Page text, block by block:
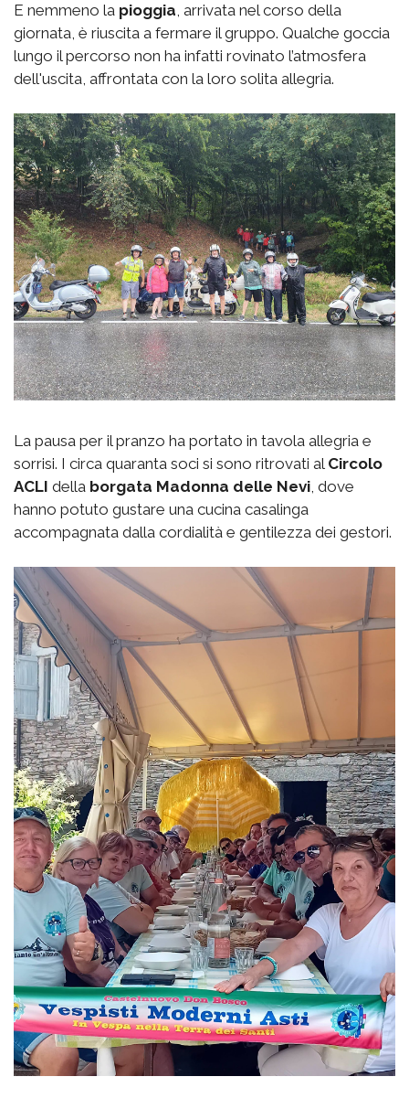
E nemmeno la pioggia, arrivata nel corso della
giornata, è riuscita a fermare il gruppo. Qualche goccia
lungo il percorso non ha infatti rovinato l’atmosfera
dell'uscita, affrontata con la loro solita allegria.
La pausa per il pranzo ha portato in tavola allegria e
sorrisi. I circa quaranta soci si sono ritrovati al Circolo
ACLI della borgata Madonna delle Nevi , dove
hanno potuto gustare una cucina casalinga
accompagnata dalla cordialità e gentilezza dei gestori.